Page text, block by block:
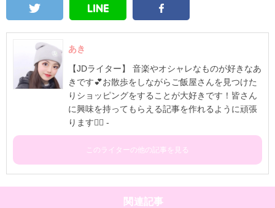
あき
【JDライター】 音楽やオシャレなものが好きなあ
きです💕お散歩をしながらご飯屋さんを見つけた
りショッピングをすることが大好きです！皆さん
に興味を持ってもらえる記事を作れるように頑張
ります✊🏻 -
このライターの他の記事を見る
関連記事